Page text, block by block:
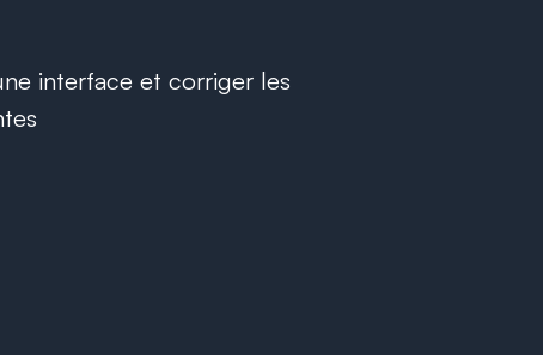
interface et corriger les